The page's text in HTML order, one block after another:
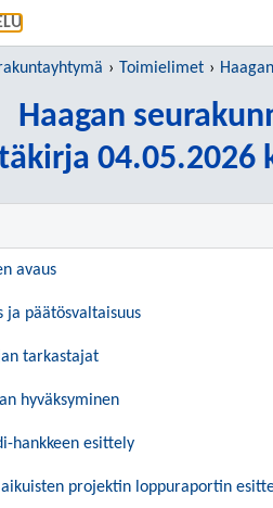
Toimielimet Haagan
Haagan
04.05.2026
avaus
ja päätösvaltaisuus
tarkastajat
hyväksyminen
hankkeen esittely
projektin loppuraportin